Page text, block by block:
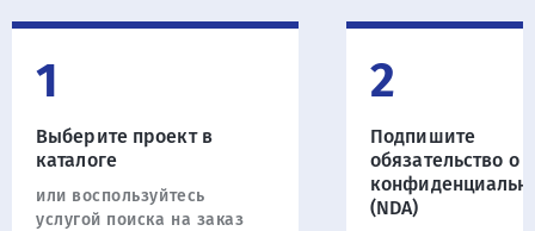
1
Выберите проект в
каталоге
или воспользуйтесь
услугой поиска на заказ
2
Подпишите
обязательство о
(NDA)